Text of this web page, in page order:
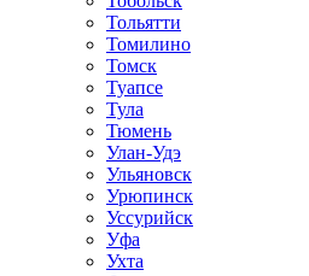
Тольятти
Томилино
Томск
Туапсе
Тула
Тюмень
Улан-Удэ
Ульяновск
Урюпинск
Уссурийск
Уфа
Ухта